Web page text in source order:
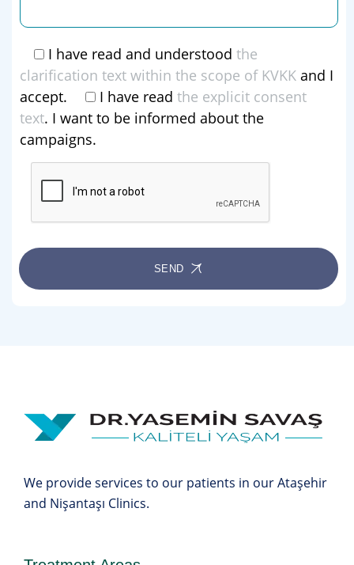
I have read and understood the
clarification text within the scope of KVKK and I
accept.
I have read the explicit consent
text. I want to be informed about the
campaigns.
SEND
We provide services to our patients in our Ataşehir
and Nişantaşı Clinics.